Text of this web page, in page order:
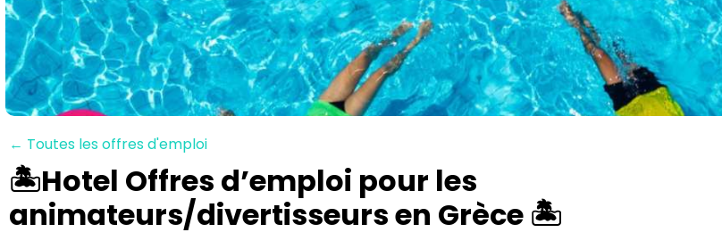
← Toutes les offres d'emploi
🏝️Hotel Offres d’emploi pour les
animateurs/divertisseurs en Grèce 🏝️